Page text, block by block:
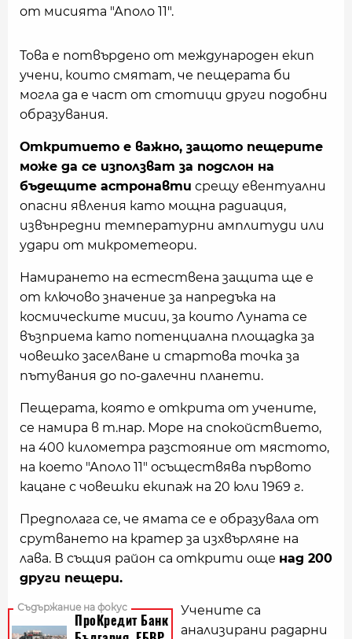
от мисията "Аполо 11".
Това е потвърдено от международен екип
учени, които смятат, че пещерата би
могла да е част от стотици други подобни
образувания.
Откритието е важно, защото пещерите
може да се използват за подслон на
бъдещите астронавти срещу евентуални
опасни явления като мощна радиация,
извънредни температурни амплитуди или
удари от микрометеори.
Намирането на естествена защита ще е
от ключово значение за напредъка на
космическите мисии, за които Луната се
възприема като потенциална площадка за
човешко заселване и стартова точка за
пътувания до по-далечни планети.
Пещерата, която е открита от учените,
се намира в т.нар. Море на спокойствието,
на 400 километра разстояние от мястото,
на което "Аполо 11" осъществява първото
кацане с човешки екипаж на 20 юли 1969 г.
Предполага се, че ямата се е образувала от
срутването на кратер за изхвърляне на
лава. В същия район са открити още над 200
други пещери.
Учените са
анализирани радарни